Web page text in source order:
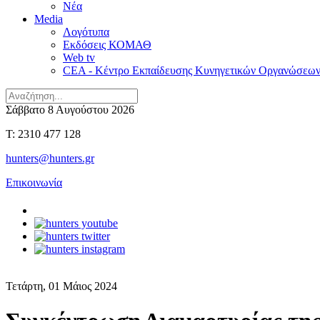
Νέα
Media
Λογότυπα
Εκδόσεις ΚΟΜΑΘ
Web tv
CEA - Κέντρο Εκπαίδευσης Κυνηγετικών Οργανώσεων
Σάββατο 8 Αυγούστου 2026
T: 2310 477 128
hunters@hunters.gr
Επικοινωνία
Τετάρτη, 01 Μάιος 2024